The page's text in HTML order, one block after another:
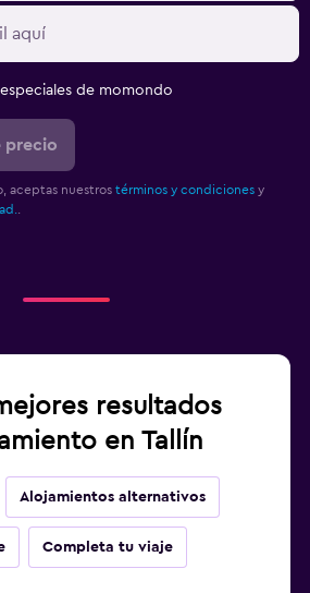
de momondo
precio
aceptas nuestros términos y condiciones y
resultados
en Tallín
Alojamientos alternativos
Completa tu viaje